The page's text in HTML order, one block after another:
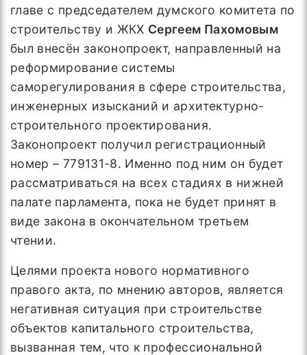
главе с председателем думского комитета по
строительству и ЖКХ Сергеем Пахомовым
был внесён законопроект, направленный на
реформирование системы
саморегулирования в сфере строительства,
инженерных изысканий и архитектурно-
строительного проектирования.
Законопроект получил регистрационный
номер – 779131-8. Именно под ним он будет
рассматриваться на всех стадиях в нижней
палате парламента, пока не будет принят в
виде закона в окончательном третьем
чтении.
Целями проекта нового нормативного
правого акта, по мнению авторов, является
негативная ситуация при строительстве
объектов капитального строительства,
вызванная тем, что к профессиональной